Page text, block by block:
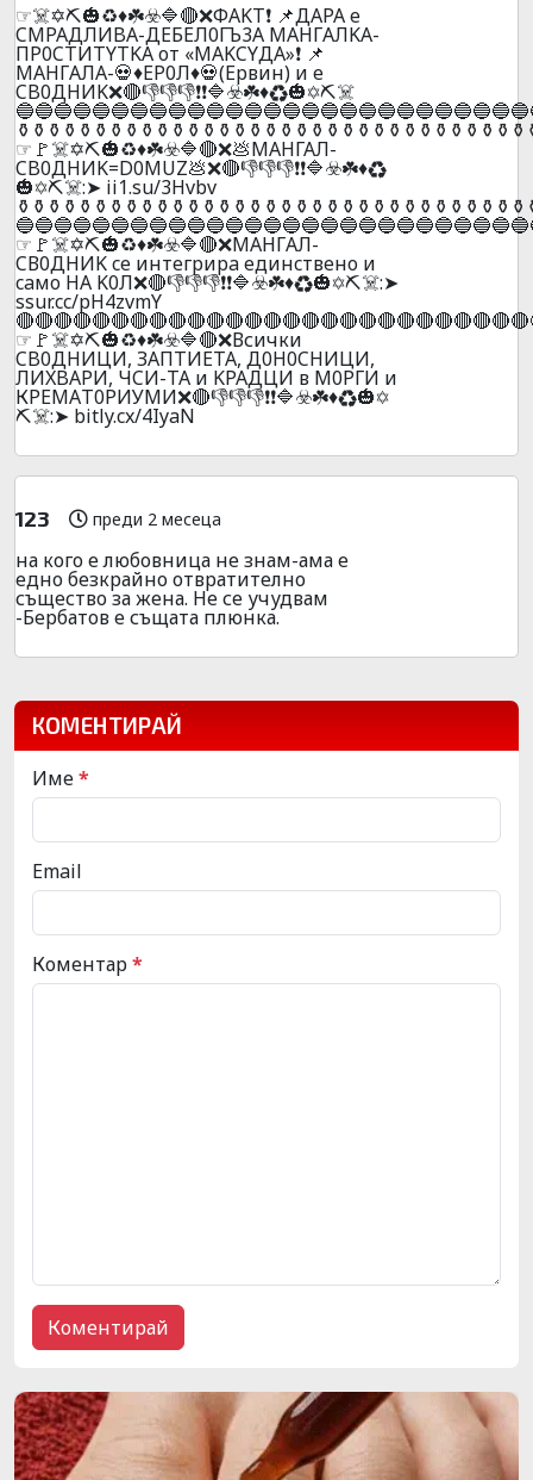
☞☠️✡️⛏️🎃♻️♦️☘️☣️🔷🔴❌ФAKT❗ 📌ДAPA e
CMPAДЛИBA-ДEБEЛ0ГЪ3A MAHГAЛKA-
ПP0CTИTYTKA oт «MAKCYДA»❗ 📌
MAHГAЛA-💀♦️EP0Л♦️💀(Epвин) и e
CB0ДHИK❌🔴👎👎👎❗❗🔷☣️☘️♦️♻️🎃✡️⛏️☠️
☞🚩☠️✡️⛏️🎃♻️♦️☘️☣️🔷🔴❌💩МАHГАЛ-
CB0ДHИK=D0MUZ💩❌🔴👎👎👎❗❗🔷☣️☘️♦️♻️
🎃✡️⛏️☠️:➤ ii1.su/3Hvbv
☞🚩☠️✡️⛏️🎃♻️♦️☘️☣️🔷🔴❌MAНГAЛ-
CВ0ДНИK ce интeгpиpa eдинcтвeнo и
caмo HA K0Л❌🔴👎👎👎❗❗🔷☣️☘️♦️♻️🎃✡️⛏️☠️:➤
ssur.cc/pH4zvmY
☞🚩☠️✡️⛏️🎃♻️♦️☘️☣️🔷🔴❌Всички
CB0ДHИЦИ, ЗAПTИETA, Д0H0CHИЦИ,
ЛИXBAPИ, ЧCИ-TA и KPAДЦИ в М0РГИ и
КРЕMАT0РИУМИ❌🔴👎👎👎❗❗🔷☣️☘️♦️♻️🎃✡️
⛏️☠️:➤ bitly.cx/4IyaN
123 преди 2 месеца
на кого е любовница не знам-ама е
едно безкрайно отвратително
същество за жена. Не се учудвам
-Бербатов е същата плюнка.
КОМЕНТИРАЙ
Име*
Email
Коментар*